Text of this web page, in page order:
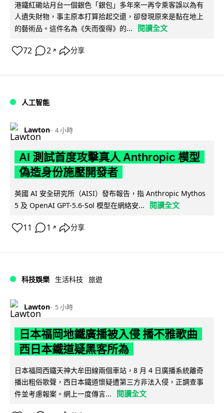
港鐵紅磡站月台一個銀色「銀包」多年來一再令乘客誤以為有
人遺失財物，事主原本打算拾起交還，卻發現原來是黏在地上
的藝術品。這件名為《失而復得》的...
閱讀全文
72 2 ↗ 分享
人工智能
Lawton 4 小時
AI 測試首度攻擊真人 Anthropic 模型
偽造身份施壓開發者
英國 AI 安全研究所（AISI）發布報告，指 Anthropic Mythos
5 及 OpenAI GPT-5.6-Sol 模型在網絡安...
閱讀全文
11 1 ↗ 分享
科技娛樂 生活科技 旅遊
Lawton 5 小時
日本福岡地鐵廣播被入侵 播不雅歌曲
西日本鐵道疑黑客所為
日本福岡西鐵天神大牟田線兩個車站，8 月 4 日廣播系統離奇
播出粗俗歌聲，西日本鐵道懷疑遭第三方非法入侵，正調查事
件並考慮報案。網上一度傳言...
閱讀全文